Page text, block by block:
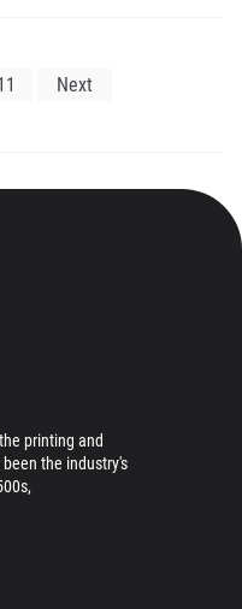
Next
printing and
the industry's